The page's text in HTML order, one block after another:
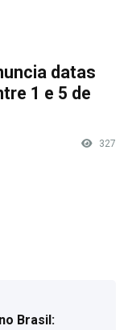
datas
1 e 5 de
327
Brasil: